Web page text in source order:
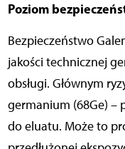
Poziom
Bezpieczeństwo
jakości technicznej
obsługi. Głównym
germanium (68Ge) –
do eluatu. Może to